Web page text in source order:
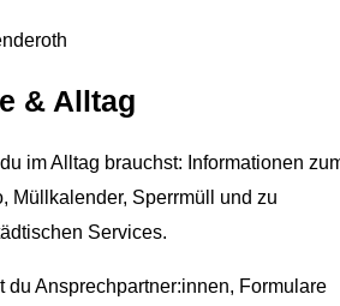
& Alltag
im Alltag brauchst: Informationen
Müllkalender, Sperrmüll und zu
Services.
du Ansprechpartner:innen, Formulare